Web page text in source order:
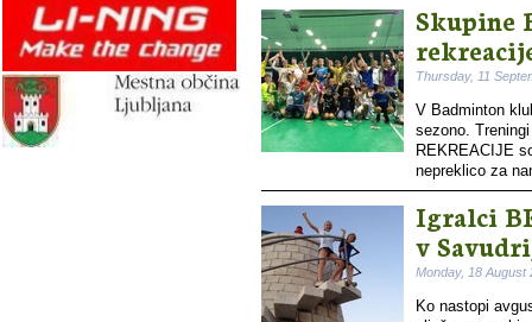
Skupine
Thursday, 11
V Badminton
sezono.
REKREACIJE
nepreklico za
Igralci
v
Monday, 18 August
Ko nastopi